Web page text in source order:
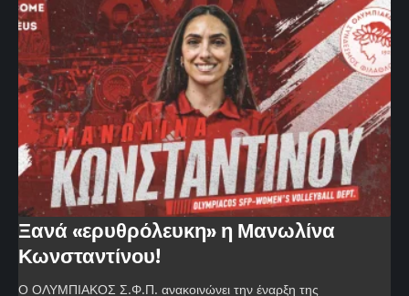
Ξανά «ερυθρόλευκη» η Μανωλίνα
Κωνσταντίνου!
Ο ΟΛΥΜΠΙΑΚΟΣ Σ.Φ.Π. ανακοινώνει την έναρξη της